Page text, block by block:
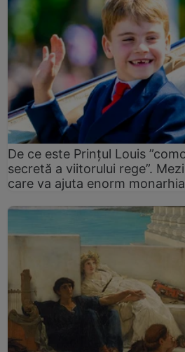
De ce este Prințul Louis
secretă a viitorului rege”.
care va ajuta enorm